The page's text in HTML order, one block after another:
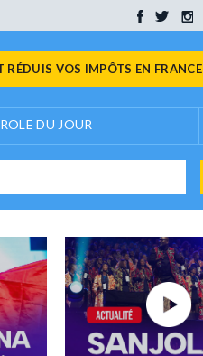
VOS IMPÔTS EN FRANCE
DU JOUR